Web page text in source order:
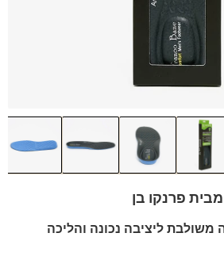
פרנקו בן
ליציבה נכונה והליכה
ומקסימום נוחות שמחלק את משקל